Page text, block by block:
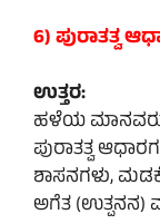
6) ಪುರಾತತ್ವ
ಉತ್ತರ:
ಹಳೆಯ ಮಾನವರು
ಪುರಾತತ್ವ
ಶಾಸನಗಳು, ಮಡಕೆ
ಅಗೆತ (ಉತ್ಪನನ)